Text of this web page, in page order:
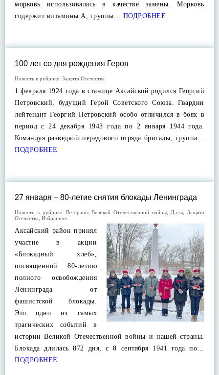
морковь использовалась в качестве замены. Морковь
содержит витамины А, группы… ПОДРОБНЕЕ
100 лет со дня рождения Героя
Новость в рубрике: Защита Отечества
1 февраля 1924 года в станице Аксайской родился Георгий
Петровский, будущий Герой Советского Союза. Гвардии
лейтенант Георгий Петровский особо отличился в боях в
период с 24 декабря 1943 года по 2 января 1944 года.
Командуя разведкой передового отряда бригады, группа…
ПОДРОБНЕЕ
27 января – 80-летие снятия блокады Ленинграда
Новость в рубрике:Ветераны Великой Отечественной войны, Даты
Защита
Отечества Избранное
Аксайский район принял
участие в акции
«Блокадный хлеб»,
посвященной 80-летию
полного освобождения
Ленинграда от
фашистской блокады.
Это одно из самых
трагических событий в
истории Великой Отечественной войны и нашей страны.
Блокада длилась 872 дня, с 8 сентября 1941 года по…
ПОДРОБНЕЕ